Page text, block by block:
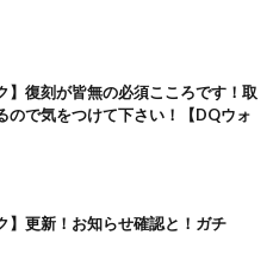
】復刻が皆無の必須こころです！取
ので気をつけて下さい！【DQウォ
】更新！お知らせ確認と！ガチ